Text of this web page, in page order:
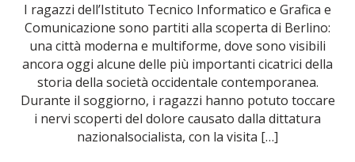
ISCHOOL
NOVITÀ
I ragazzi dell’Istituto Tecnico Informatico e Grafica e
Comunicazione sono partiti alla scoperta di Berlino:
una città moderna e multiforme, dove sono visibili
ancora oggi alcune delle più importanti cicatrici della
storia della società occidentale contemporanea.
Durante il soggiorno, i ragazzi hanno potuto toccare
i nervi scoperti del dolore causato dalla dittatura
nazionalsocialista, con la visita […]